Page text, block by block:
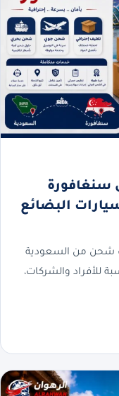
سنغافورة
السيارات البضائع
شحن من السعودية
للأفراد والشركات،